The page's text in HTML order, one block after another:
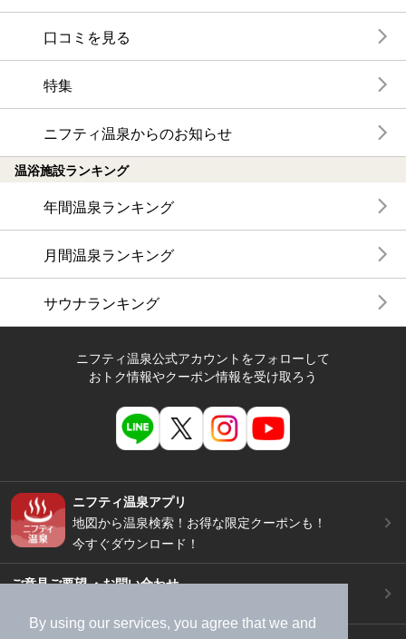
By using our services, you agree that we and
口コミを見る
特集
ニフティ温泉からのお知らせ
温浴施設ランキング
年間温泉ランキング
月間温泉ランキング
サウナランキング
ニフティ温泉公式アカウントをフォローして
おトク情報やクーポン情報を受け取ろう
ニフティ温泉アプリ
地図から温泉検索！お得な限定クーポンも！
今すぐダウンロード！
ご意見ご要望 ・お問い合わせ